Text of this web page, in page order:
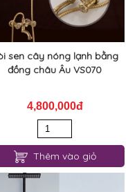
sen cây nóng lạnh bằng
đồng châu Âu VS070
4,800,000đ
Thêm vào giỏ